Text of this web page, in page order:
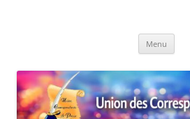
Presse
Menu